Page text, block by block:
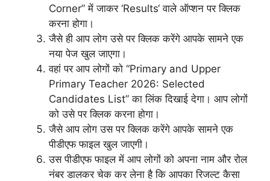
Corner” में जाकर ‘Results‘ वाले ऑप्शन पर क्लिक
करना होगा।
जैसे ही आप लोग उसे पर क्लिक करेंगे आपके सामने एक
नया पेज खुल जाएगा।
वहां पर आप लोगों को “Primary and Upper
Primary Teacher 2026: Selected
Candidates List” का लिंक दिखाई देगा। आप लोगों
को उसे पर क्लिक करना होगा।
जैसे आप लोग उस पर क्लिक करेंगे आपके सामने एक
पीडीएफ फाइल खुल जाएगी।
उस पीडीएफ फाइल में आप लोगों को अपना नाम और रोल
नंबर डालकर चेक कर लेना है कि आपका रिजल्ट कैसा